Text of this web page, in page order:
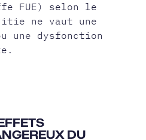
FUE) selon le
ne vaut une
une dysfonction
DU